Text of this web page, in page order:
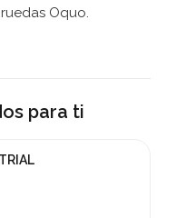
Oquo.
para ti